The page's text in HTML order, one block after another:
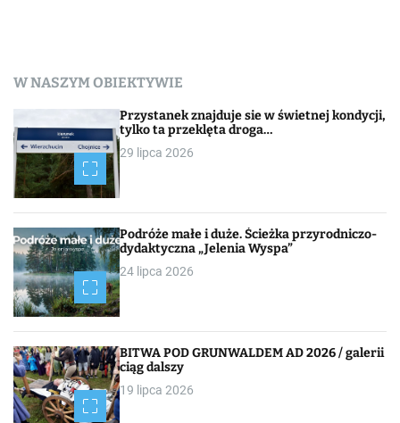
W NASZYM OBIEKTYWIE
Przystanek znajduje sie w świetnej kondycji,
tylko ta przeklęta droga…
29 lipca 2026
Podróże małe i duże. Ścieżka przyrodniczo-
dydaktyczna „Jelenia Wyspa”
24 lipca 2026
BITWA POD GRUNWALDEM AD 2026 / galerii
ciąg dalszy
19 lipca 2026